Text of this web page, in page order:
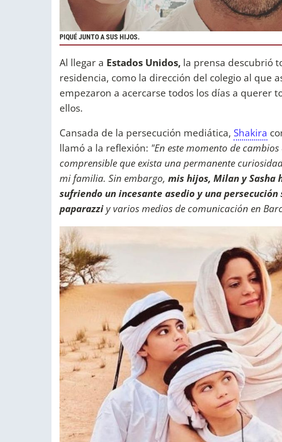
PIQUÉ JUNTO A SUS HIJOS.
Al llegar a Estados Unidos, la prensa descubrió
residencia, como la dirección del colegio al que
empezaron a acercarse todos los días a querer
ellos.
Cansada de la persecución mediática, Shakira
llamó a la reflexión: "En este momento de
comprensible que exista una permanente
mi familia. Sin embargo, mis hijos, Milan y Sasha
sufriendo un incesante asedio y una
paparazzi y varios medios de comunicación en